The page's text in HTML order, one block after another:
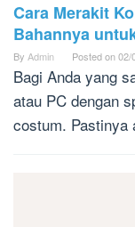
Cara Merakit
Bahannya
By Admin Posted on02/
Bagi Anda yang
atau PC dengan
costum.